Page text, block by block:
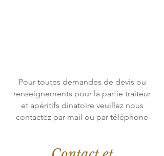
Pour toutes demandes de devis ou
renseignements pour la partie traiteur
et apéritifs dinatoire veuillez nous
contactez par mail ou par téléphone